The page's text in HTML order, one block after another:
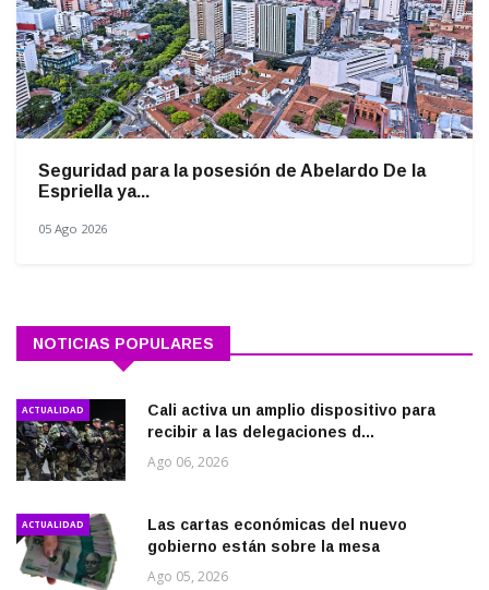
Seguridad para la posesión de Abelardo De la
Espriella ya...
05 Ago 2026
NOTICIAS POPULARES
ACTUALIDAD
Cali activa un amplio dispositivo para
recibir a las delegaciones d...
Ago 06, 2026
ACTUALIDAD
Las cartas económicas del nuevo
gobierno están sobre la mesa
Ago 05, 2026